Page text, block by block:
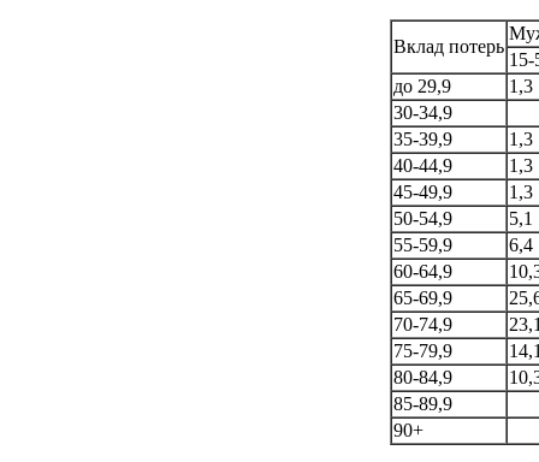
Вклад потерь
15-
до 29,9
1,3
30-34,9
35-39,9
1,3
40-44,9
1,3
45-49,9
1,3
50-54,9
5,1
55-59,9
6,4
60-64,9
65-69,9
70-74,9
75-79,9
80-84,9
85-89,9
90+